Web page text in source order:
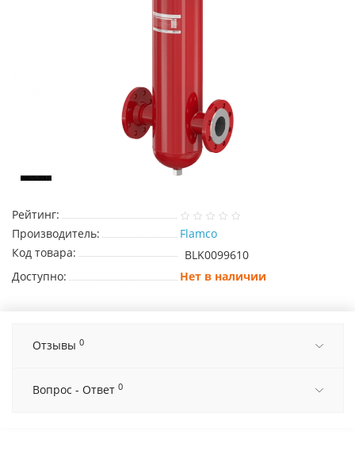
Рейтинг:
Производитель:
Flamco
Код товара:
BLK0099610
Доступно:
Нет в наличии
Отзывы 0
Вопрос - Ответ 0